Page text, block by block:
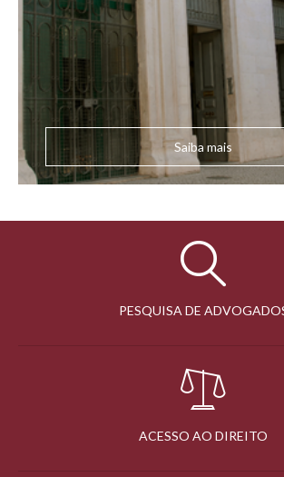
Saiba mais
PESQUISA DE
ACESSO AO DIREITO